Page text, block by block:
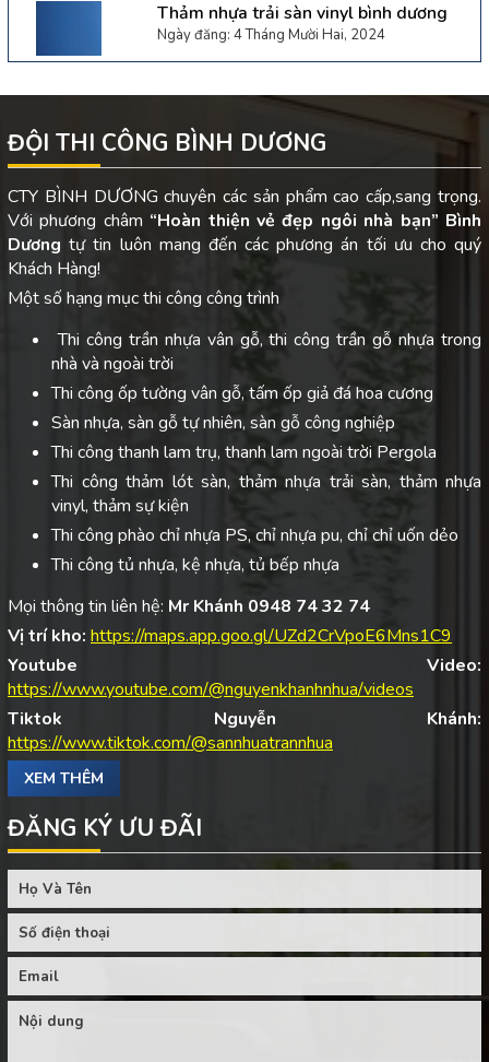
Thảm nhựa trải sàn vinyl bình dương
Ngày đăng: 4 Tháng Mười Hai, 2024
ĐỘI THI CÔNG BÌNH DƯƠNG
CTY BÌNH DƯƠNG chuyên các sản phẩm cao cấp,sang trọng.
Với phương châm “Hoàn thiện vẻ đẹp ngôi nhà bạn” Bình
Dươngtự tin luôn mang đến các phương án tối ưu cho quý
Khách Hàng!
Một số hạng mục thi công công trình
Thi công trần nhựa vân gỗ, thi công trần gỗ nhựa trong
nhà và ngoài trời
Thi công ốp tường vân gỗ, tấm ốp giả đá hoa cương
Sàn nhựa, sàn gỗ tự nhiên, sàn gỗ công nghiệp
Thi công thanh lam trụ, thanh lam ngoài trời Pergola
Thi công thảm lót sàn, thảm nhựa trải sàn, thảm nhựa
vinyl, thảm sự kiện
Thi công phào chỉ nhựa PS, chỉ nhựa pu, chỉ chỉ uốn dẻo
Thi công tủ nhựa, kệ nhựa, tủ bếp nhựa
Mọi thông tin liên hệ: Mr Khánh 0948 74 32 74
Vị trí kho: https://maps.app.goo.gl/UZd2CrVpoE6Mns1C9
Youtube Video:
https://www.youtube.com/@nguyenkhanhnhua/videos
Tiktok Nguyễn Khánh:
https://www.tiktok.com/@sannhuatrannhua
XEM THÊM
ĐĂNG KÝ ƯU ĐÃI